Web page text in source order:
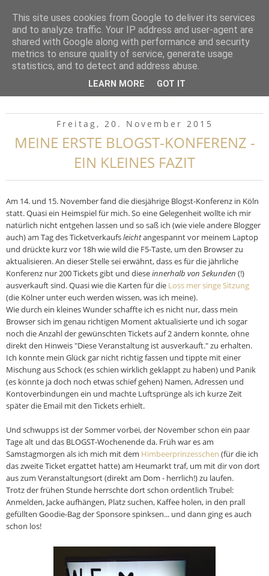
Freitag, 20. November 2015
MEINE ERSTE BLOGST-KONFERENZ -
EIN KLEINES FAZIT
Am 14. und 15. November fand die diesjährige Blogst-Konferenz in Köln
statt. Quasi ein Heimspiel für mich. So eine Gelegenheit wollte ich mir
natürlich nicht entgehen lassen und so saß ich (wie viele andere Blogger
auch) am Tag des Ticketverkaufsleichtangespannt vor meinem Laptop
und drückte kurz vor 18h wie wild die F5-Taste, um den Browser zu
aktualisieren. An dieser Stelle sei erwähnt, dass es für die jährliche
Konferenz nur 200 Tickets gibt und dieseinnerhalb von Sekunden (!)
ausverkauft sind. Quasi wie die Karten für die Loss mer singe Sitzung
(die Kölner unter euch werden wissen, was ich meine).
Wie durch ein kleines Wunder schaffte ich es nicht nur, dass mein
Browser sich im genau richtigen Moment aktualisierte und ich sogar
noch die Anzahl der gewünschten Tickets auf 2 ändern konnte, ohne
direkt den Hinweis "Diese Veranstaltung ist ausverkauft." zu erhalten.
Ich konnte mein Glück gar nicht richtig fassen und tippte mit einer
Mischung aus Schock (es schien wirklich geklappt zu haben) und Panik
(es könnte ja doch noch etwas schief gehen) Namen, Adressen und
Kontoverbindungen ein und machte Luftsprünge als ich kurze Zeit
später die Email mit den Tickets erhielt.
Und schwupps ist der Sommer vorbei, der November schon ein paar
Tage alt und das BLOGST-Wochenende da. Früh war es am
Samstagmorgen als ich mich mit dem Himbeerprinzesschen (für die ich
das zweite Ticket ergattet hatte) am Heumarkt traf, um mit dir von dort
aus zum Veranstaltungsort (direkt am Dom - herrlich!) zu laufen.
Trotz der frühen Stunde herrschte dort schon ordentlich Trubel:
Anmelden, Jacke aufhängen, Platz suchen, Kaffee holen, in den prall
gefüllten Goodie-Bag der Sponsore spinksen... und dann ging es auch
schon los!
This site uses cookies from Google to deliver its services
and to analyze traffic. Your IP address and user-agent are
shared with Google along with performance and security
metrics to ensure quality of service, generate usage
statistics, and to detect and address abuse.
LEARN MORE GOT IT